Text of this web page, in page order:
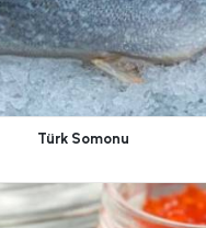
Türk Somonu